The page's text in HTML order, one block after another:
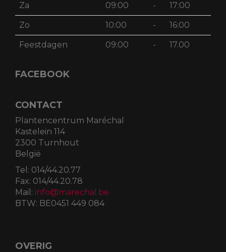
Za 09:00 - 17:00
Zo 10:00 - 16:00
Feestdagen 09:00 - 17.00
FACEBOOK
CONTACT
Plantencentrum Maréchal
Kastelein 114
2300 Turnhout
België
Tel: 014/44.20.77
Fax: 014/44.20.78
Mail: info@marechal.be
BTW: BE0451 449 084
OVERIG